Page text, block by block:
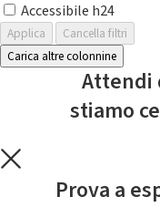
Accessibile h24
Applica
Cancella filtri
Carica altre colonnine
Attendi
stiamo
Prova a